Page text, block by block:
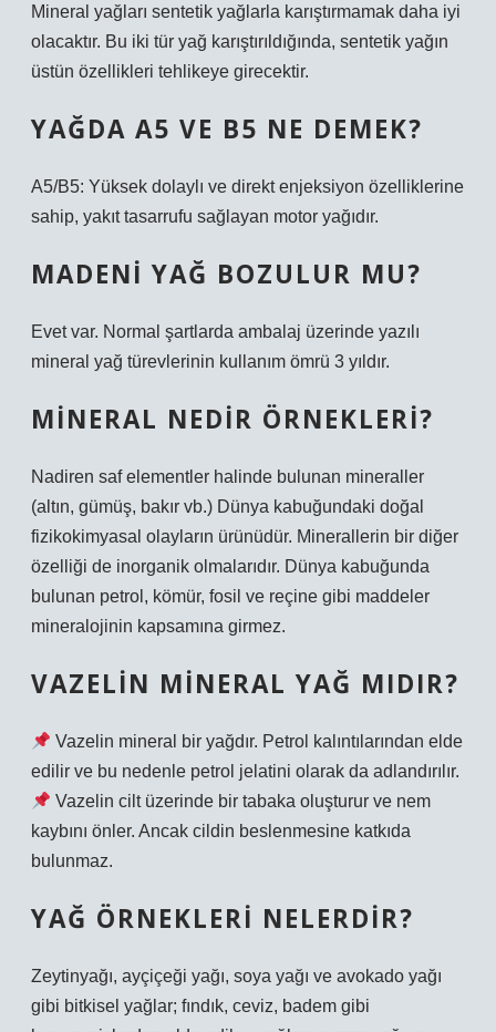
Mineral yağları sentetik yağlarla karıştırmamak daha iyi
olacaktır. Bu iki tür yağ karıştırıldığında, sentetik yağın
üstün özellikleri tehlikeye girecektir.
YAĞDA A5 VE B5 NE DEMEK?
A5/B5: Yüksek dolaylı ve direkt enjeksiyon özelliklerine
sahip, yakıt tasarrufu sağlayan motor yağıdır.
MADENI YAĞ BOZULUR MU?
Evet var. Normal şartlarda ambalaj üzerinde yazılı
mineral yağ türevlerinin kullanım ömrü 3 yıldır.
MINERAL NEDIR ÖRNEKLERI?
Nadiren saf elementler halinde bulunan mineraller
(altın, gümüş, bakır vb.) Dünya kabuğundaki doğal
fizikokimyasal olayların ürünüdür. Minerallerin bir diğer
özelliği de inorganik olmalarıdır. Dünya kabuğunda
bulunan petrol, kömür, fosil ve reçine gibi maddeler
mineralojinin kapsamına girmez.
VAZELIN MINERAL YAĞ MIDIR?
Vazelin mineral bir yağdır. Petrol kalıntılarından elde
edilir ve bu nedenle petrol jelatini olarak da adlandırılır.
Vazelin cilt üzerinde bir tabaka oluşturur ve nem
kaybını önler. Ancak cildin beslenmesine katkıda
bulunmaz.
YAĞ ÖRNEKLERI NELERDIR?
Zeytinyağı, ayçiçeği yağı, soya yağı ve avokado yağı
gibi bitkisel yağlar; fındık, ceviz, badem gibi